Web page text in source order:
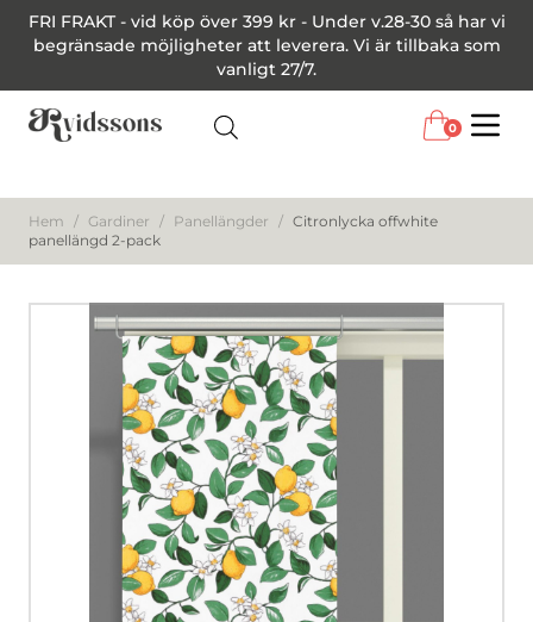
FRI FRAKT - vid köp över 399 kr - Under v.28-30 så har vi
begränsade möjligheter att leverera. Vi är tillbaka som
vanligt 27/7.
0
Hem / Gardiner / Panellängder / Citronlycka offwhite
panellängd 2-pack